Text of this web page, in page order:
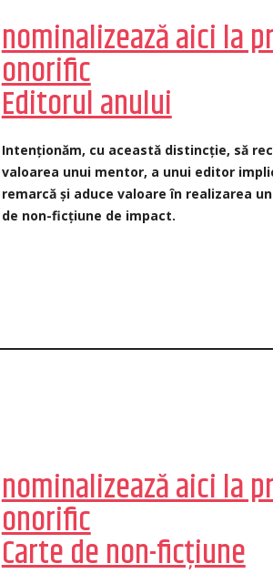
nominalizează aici la
onorific
Editorul anului
Intenționăm, cu această distincție, să
valoarea unui mentor, a unui editor
remarcă și aduce valoare în realizarea
de non-ficțiune de impact.
nominalizează aici la
onorific
Carte de non-ficțiune